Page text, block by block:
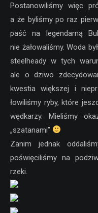
Postanowiliśmy więc
a że byliśmy po raz
paść na legendarną
nie żałowaliśmy. Woda
steelheady w tych
ale o dziwo
kwestia większej i
łowiliśmy ryby, które
wędkarzy. Mieliśmy
„szatanami”
Zanim jednak
poświęciliśmy na
rzeki.